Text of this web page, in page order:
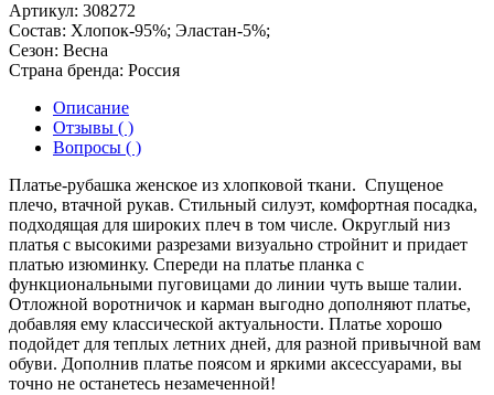
Артикул: 308272
Состав: Хлопок-95%; Эластан-5%;
Сезон: Весна
Страна бренда: Россия
Описание
Отзывы ( )
Вопросы ( )
Платье-рубашка женское из хлопковой ткани. Спущеное
плечо, втачной рукав. Стильный силуэт, комфортная посадка,
подходящая для широких плеч в том числе. Округлый низ
платья с высокими разрезами визуально стройнит и придает
платью изюминку. Спереди на платье планка с
функциональными пуговицами до линии чуть выше талии.
Отложной воротничок и карман выгодно дополняют платье,
добавляя ему классической актуальности. Платье хорошо
подойдет для теплых летних дней, для разной привычной вам
обуви. Дополнив платье поясом и яркими аксессуарами, вы
точно не останетесь незамеченной!